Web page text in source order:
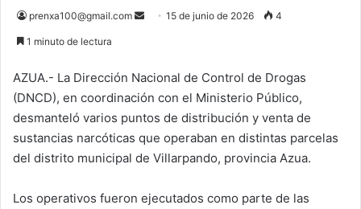
prenxa100@gmail.com
Send15 de junio de 2026 4
1 minuto de lectura
AZUA.- La Dirección Nacional de Control de Drogas
(DNCD), en coordinación con el Ministerio Público,
desmanteló varios puntos de distribución y venta de
sustancias narcóticas que operaban en distintas parcelas
del distrito municipal de Villarpando, provincia Azua.
Los operativos fueron ejecutados como parte de las